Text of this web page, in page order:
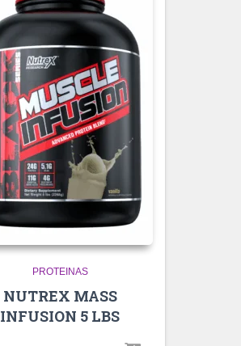
PROTEINAS
NUTREX MASS
INFUSION 5 LBS